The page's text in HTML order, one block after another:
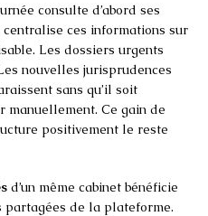
consulte d’abord ses
centralise ces informations sur
Les dossiers urgents
nouvelles jurisprudences
sans qu’il soit
manuellement. Ce gain de
positivement le reste
d’un même cabinet bénéficie
de la plateforme.